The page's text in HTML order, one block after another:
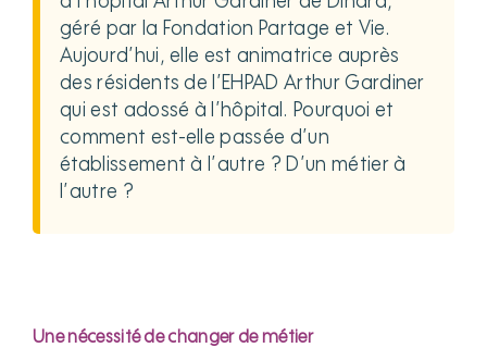
géré par la Fondation Partage et Vie.
Aujourd’hui, elle est animatrice auprès
des résidents de l’EHPAD Arthur Gardiner
qui est adossé à l’hôpital. Pourquoi et
comment est-elle passée d’un
établissement à l’autre ? D’un métier à
l’autre ?
Une nécessité de changer de métier